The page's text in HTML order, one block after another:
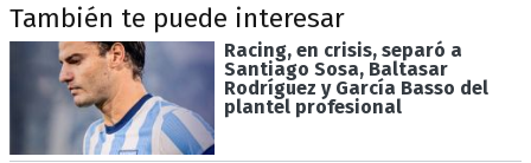
También te puede interesar
Racing, en crisis, separó a
Santiago Sosa, Baltasar
Rodríguez y García Basso del
plantel profesional